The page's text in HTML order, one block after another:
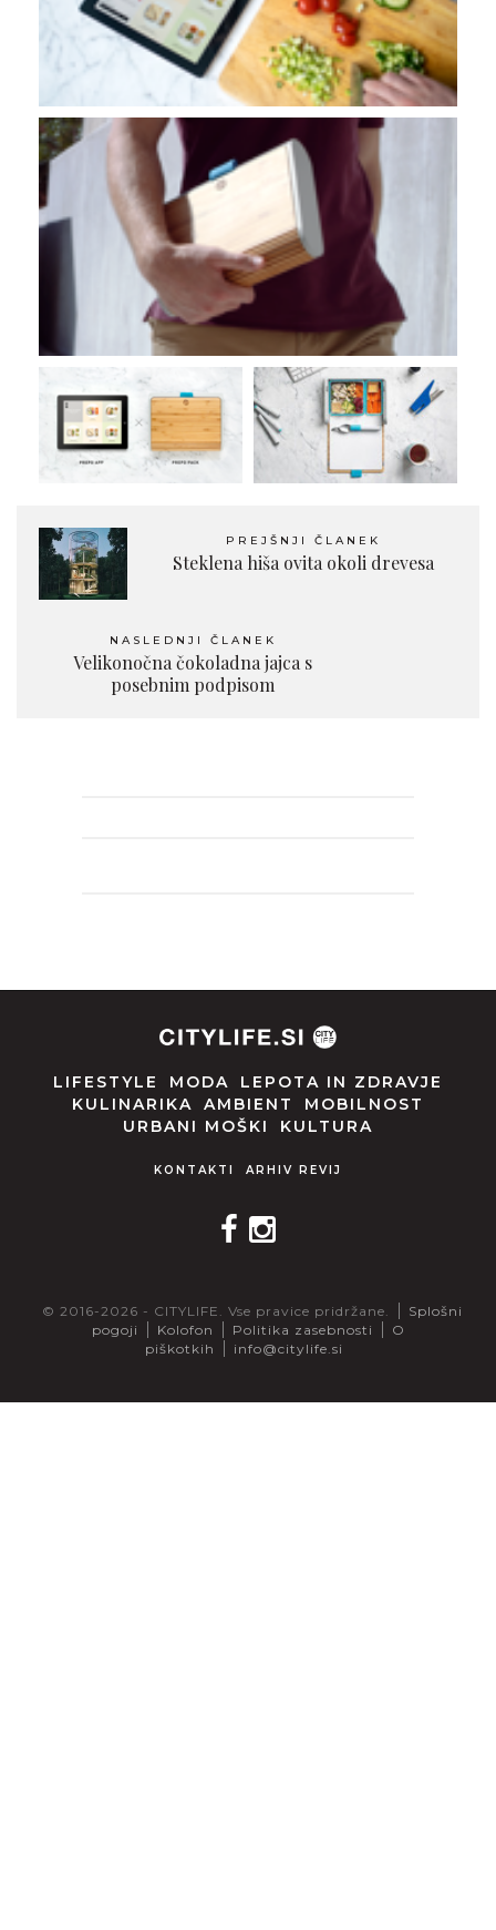
PREJŠNJI ČLANEK
Steklena hiša ovita okoli drevesa
NASLEDNJI ČLANEK
Velikonočna čokoladna jajca s
posebnim podpisom
LIFESTYLE MODA
LEPOTA IN ZDRAVJE
KULINARIKA
AMBIENT
MOBILNOST
URBANI MOŠKI
KULTURA
KONTAKTI ARHIV REVIJ
© 2016-2026 - CITYLIFE. Vse pravice pridržane.
Splošni
pogoji
Kolofon Politika zasebnosti
O
piškotkih
info@citylife.si